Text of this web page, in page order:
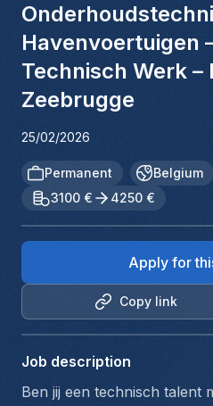
Havenvoertuigen
Technisch Werk –
Zeebrugge
25/02/2026
Permanent Belgium
3100 €
4250 €
Copy link
Apply for
Job description
Ben jij een technisch talent